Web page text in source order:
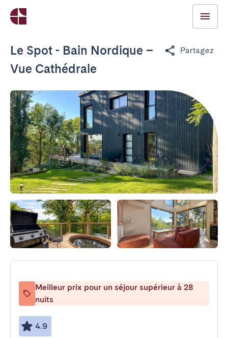
Le Spot - Bain Nordique –
Vue Cathédrale
Partagez
Meilleur prix pour un séjour supérieur à 28
nuits
4.9